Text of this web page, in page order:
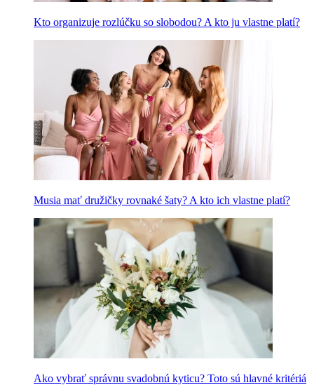
Kto organizuje rozlúčku so slobodou? A kto ju vlastne platí?
Musia mať družičky rovnaké šaty? A kto ich vlastne platí?
Ako vybrať správnu svadobnú kyticu? Toto sú hlavné kritériá